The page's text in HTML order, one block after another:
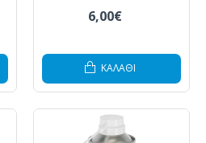
6,00€
ΚΑΛΆΘΙ